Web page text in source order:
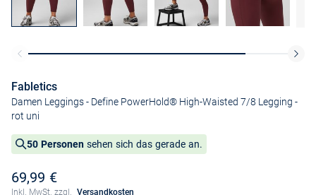
Fabletics
Damen Leggings - Define PowerHold® High-Waisted 7/8 Legging -
rot uni
50 Personen sehen sich das gerade an.
69,99 €
Inkl. MwSt. zzgl. Versandkosten